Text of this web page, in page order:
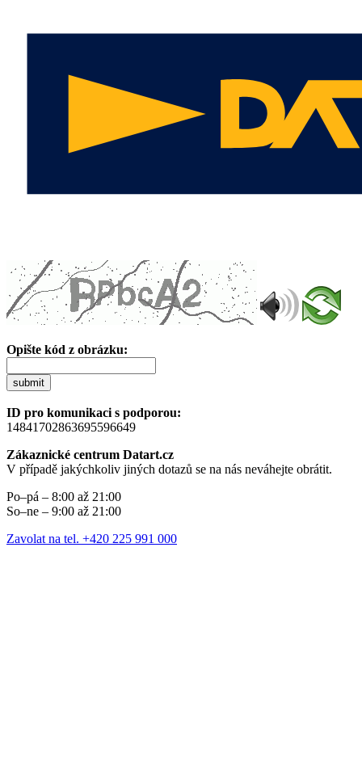
Opište kód z obrázku:
submit
ID pro komunikaci s podporou:
14841702863695596649
Zákaznické centrum Datart.cz
V případě jakýchkoliv jiných dotazů se na nás neváhejte obrátit.
Po–pá – 8:00 až 21:00
So–ne – 9:00 až 21:00
Zavolat na tel. +420 225 991 000